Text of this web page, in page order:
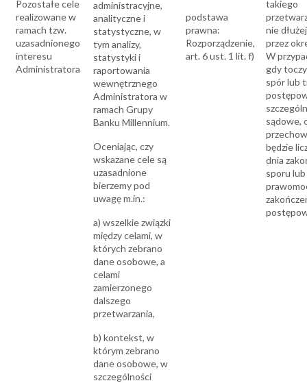
Pozostałe cele
realizowane w
ramach tzw.
uzasadnionego
interesu
Administratora
administracyjne,
analityczne i
statystyczne, w
tym analizy,
statystyki i
raportowania
wewnętrznego
Administratora w
ramach Grupy
Banku Millennium.
Oceniając, czy
wskazane cele są
uzasadnione
bierzemy pod
uwagę m.in.:
a) wszelkie związki
między celami, w
których zebrano
dane osobowe, a
celami
zamierzonego
dalszego
przetwarzania,
b) kontekst, w
którym zebrano
dane osobowe, w
szczególności
podstawa
prawna:
Rozporządzenie,
art. 6 ust. 1 lit. f)
takiego
nie
przez
W
gdy
spór lub
sądowe,
będzie
dnia
sporu lub